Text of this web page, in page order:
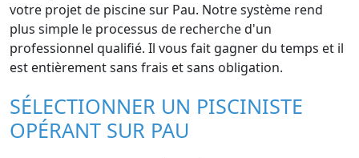
votre projet de piscine sur Pau. Notre système rend
plus simple le processus de recherche d'un
professionnel qualifié. Il vous fait gagner du temps et il
est entièrement sans frais et sans obligation.
SÉLECTIONNER UN PISCINISTE
OPÉRANT SUR PAU